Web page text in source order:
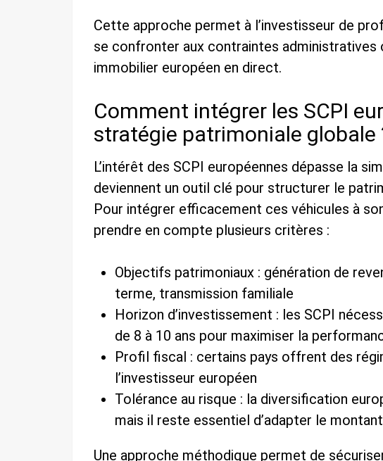
Cette approche permet à l’investisseur de
se confronter aux contraintes administratives
immobilier européen en direct.
Comment intégrer les SCPI
stratégie patrimoniale globale
L’intérêt des SCPI européennes dépasse la
deviennent un outil clé pour structurer le
Pour intégrer efficacement ces véhicules à
prendre en compte plusieurs critères :
Objectifs patrimoniaux : génération de
terme, transmission familiale
Horizon d’investissement : les SCPI
de 8 à 10 ans pour maximiser la
Profil fiscal : certains pays offrent des
l’investisseur européen
Tolérance au risque : la diversification
mais il reste essentiel d’adapter le
Une approche méthodique permet de